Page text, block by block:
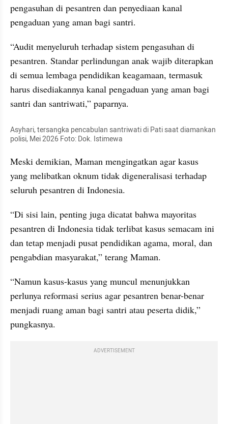
pengasuhan di pesantren dan penyediaan kanal
pengaduan yang aman bagi santri.
“Audit menyeluruh terhadap sistem pengasuhan di
pesantren. Standar perlindungan anak wajib diterapkan
di semua lembaga pendidikan keagamaan, termasuk
harus disediakannya kanal pengaduan yang aman bagi
santri dan santriwati,” paparnya.
Asyhari, tersangka pencabulan santriwati di Pati saat diamankan
polisi, Mei 2026 Foto: Dok. Istimewa
Meski demikian, Maman mengingatkan agar kasus
yang melibatkan oknum tidak digeneralisasi terhadap
seluruh pesantren di Indonesia.
“Di sisi lain, penting juga dicatat bahwa mayoritas
pesantren di Indonesia tidak terlibat kasus semacam ini
dan tetap menjadi pusat pendidikan agama, moral, dan
pengabdian masyarakat,” terang Maman.
“Namun kasus-kasus yang muncul menunjukkan
perlunya reformasi serius agar pesantren benar-benar
menjadi ruang aman bagi santri atau peserta didik,”
pungkasnya.
ADVERTISEMENT